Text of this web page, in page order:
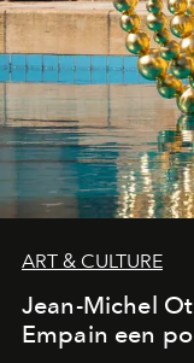
ART & CULTURE
Jean-Michel
Empain een